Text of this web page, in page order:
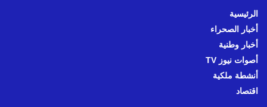
الرئيسية
أخبار الصحراء
أخبار وطنية
أصوات نيوز TV
أنشطة ملكية
اقتصاد